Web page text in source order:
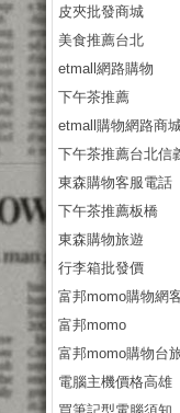
皮夾批發商城
美食推薦台北
etmall網路購物
下午茶推薦
etmall購物網路商
下午茶推薦台北信
東森購物客服電話
下午茶推薦板橋
東森購物旅遊
行李箱批發價
富邦momo購物網
富邦momo
富邦momo購物台
電腦主機價格高雄